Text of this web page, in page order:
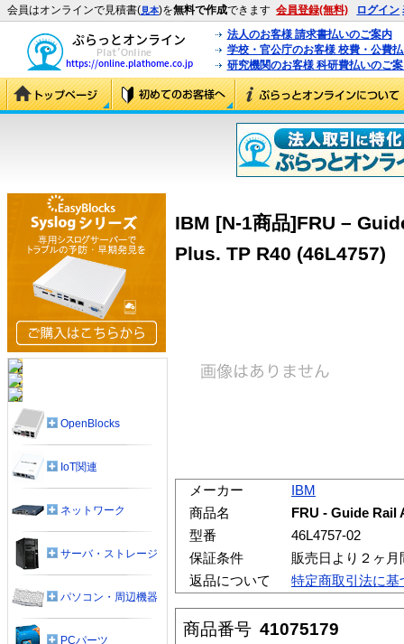
会員はオンラインで見積書(見本)を無料で作成できます 会員登録(無料) ログイン
法人のお客様 請求書払いのご案内
学校・官公庁のお客様 校費・公費
研究機関のお客様 科研費払いのご
IBM [N-1商品]FRU –
Plus. TP R40 (46L4757)
メーカー
IBM
商品名
FRU - Guide Rail
型番
46L4757-02
保証条件
販売日より２ヶ
返品について
特定商取引法に基
商品番号 41075179
OpenBlocks
IoT関連
ネットワーク
サーバ・ストレージ
パソコン・周辺機器
PCパーツ